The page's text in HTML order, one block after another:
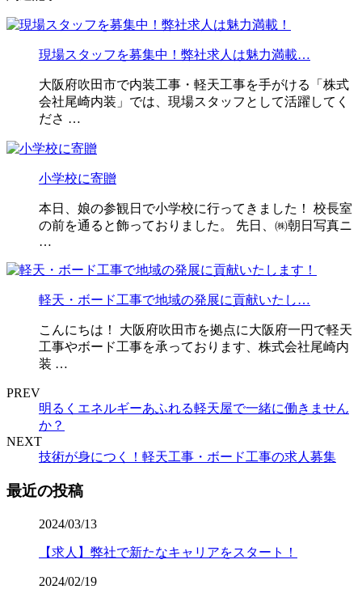
現場スタッフを募集中！弊社求人は魅力満載…
大阪府吹田市で内装工事・軽天工事を手がける「株式
会社尾崎内装」では、現場スタッフとして活躍してく
ださ …
小学校に寄贈
本日、娘の参観日で小学校に行ってきました！ 校長室
の前を通ると飾っておりました。 先日、㈱朝日写真ニ
…
軽天・ボード工事で地域の発展に貢献いたし…
こんにちは！ 大阪府吹田市を拠点に大阪府一円で軽天
工事やボード工事を承っております、株式会社尾崎内
装 …
PREV
明るくエネルギーあふれる軽天屋で一緒に働きません
か？
NEXT
技術が身につく！軽天工事・ボード工事の求人募集
最近の投稿
2024/03/13
【求人】弊社で新たなキャリアをスタート！
2024/02/19